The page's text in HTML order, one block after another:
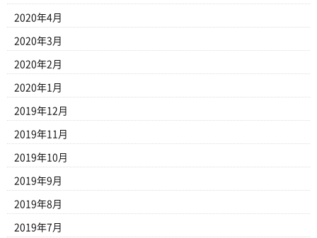
2020年4月
2020年3月
2020年2月
2020年1月
2019年12月
2019年11月
2019年10月
2019年9月
2019年8月
2019年7月